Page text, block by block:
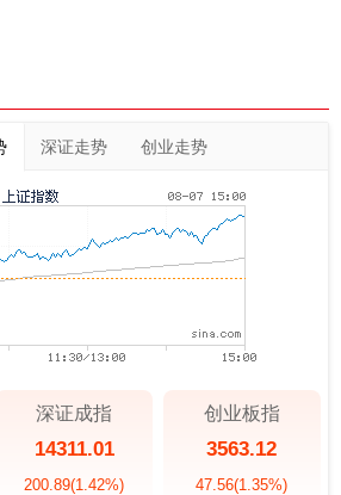
深证走势 创业走势
深证成指
14311.01
200.89(1.42%)
创业板指
3563.12
47.56(1.35%)